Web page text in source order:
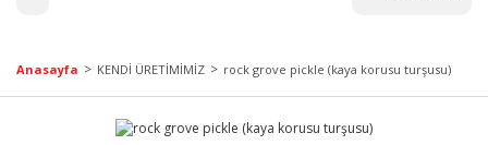
Anasayfa KENDİ ÜRETİMİMİZ rock grove pickle (kaya korusu turşusu)